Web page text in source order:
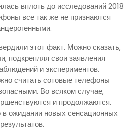
вплоть до исследований 2018
все так же не признаются
этот факт. Можно сказать,
подкрепляя свои заявления
и экспериментов.
считать сотовые телефоны
Во всяком случае,
и продолжаются.
ожидании новых сенсационных
результатов.